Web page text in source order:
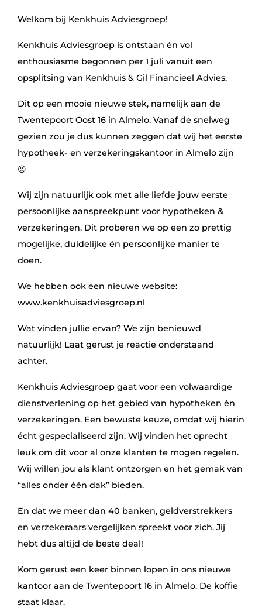
Welkom bij Kenkhuis Adviesgroep!
Kenkhuis Adviesgroep is ontstaan én vol
enthousiasme begonnen per 1 juli vanuit een
opsplitsing van Kenkhuis & Gil Financieel Advies.
Dit op een mooie nieuwe stek, namelijk aan de
Twentepoort Oost 16 in Almelo. Vanaf de snelweg
gezien zou je dus kunnen zeggen dat wij het eerste
hypotheek- en verzekeringskantoor in Almelo zijn
😉
Wij zijn natuurlijk ook met alle liefde jouw eerste
persoonlijke aanspreekpunt voor hypotheken &
verzekeringen. Dit proberen we op een zo prettig
mogelijke, duidelijke én persoonlijke manier te
doen.
We hebben ook een nieuwe website:
www.kenkhuisadviesgroep.nl
Wat vinden jullie ervan? We zijn benieuwd
natuurlijk! Laat gerust je reactie onderstaand
achter.
Kenkhuis Adviesgroep gaat voor een volwaardige
dienstverlening op het gebied van hypotheken én
verzekeringen. Een bewuste keuze, omdat wij hierin
écht gespecialiseerd zijn. Wij vinden het oprecht
leuk om dit voor al onze klanten te mogen regelen.
Wij willen jou als klant ontzorgen en het gemak van
“alles onder één dak” bieden.
En dat we meer dan 40 banken, geldverstrekkers
en verzekeraars vergelijken spreekt voor zich. Jij
hebt dus altijd de beste deal!
Kom gerust een keer binnen lopen in ons nieuwe
kantoor aan de Twentepoort 16 in Almelo. De koffie
staat klaar.